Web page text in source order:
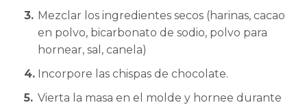
Mezclar los ingredientes secos (harinas, cacao
en polvo, bicarbonato de sodio, polvo para
hornear, sal, canela)
Incorpore las chispas de chocolate.
Vierta la masa en el molde y hornee durante